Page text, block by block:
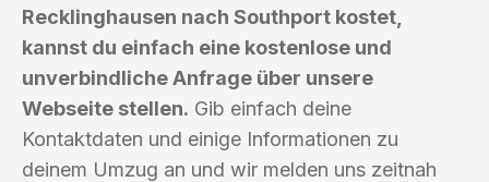
Recklinghausen nach Southport kostet,
kannst du einfach eine kostenlose und
unverbindliche Anfrage über unsere
Webseite stellen. Gib einfach deine
Kontaktdaten und einige Informationen zu
deinem Umzug an und wir melden uns zeitnah